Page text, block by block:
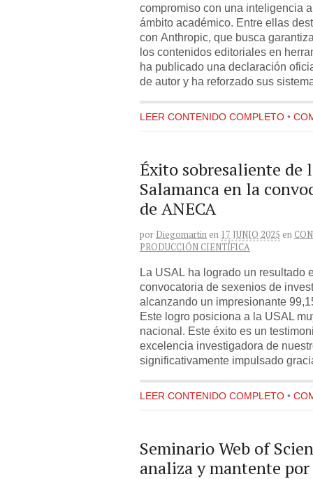
compromiso con una inteligencia
ámbito académico. Entre ellas
con Anthropic, que busca
los contenidos editoriales en
ha publicado una declaración
de autor y ha reforzado sus
LEER CONTENIDO COMPLETO •
Éxito sobresaliente de
Salamanca en la
de ANECA
por Diegomartin en 17 JUNIO 2025 en
PRODUCCIÓN CIENTÍFICA
La USAL ha logrado un resultado
convocatoria de sexenios de
alcanzando un impresionante
Este logro posiciona a la USAL
nacional. Este éxito es un
excelencia investigadora de
significativamente impulsado
LEER CONTENIDO COMPLETO •
Seminario Web of
analiza y mantente